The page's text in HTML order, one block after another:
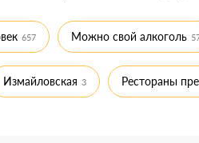
657 Можно свой алкоголь
Измайловская 3 Рестораны